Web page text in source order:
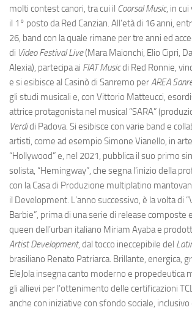
molti contest canori, tra cui il Coorsal Music, in
il 1° posto da Red Canzian. All’età di 16 anni,
26, band con la quale rimane per tre anni ed
di Video Festival Live(Mara Maionchi, Elio Cipri,
Alexia), partecipa ai FIAT Musicdi Red Ronnie,
e si esibisce al Casinò di Sanremo perAREA
gli studi musicali e, con Vittorio Matteucci,
attrice protagonista nel musical “SARA”
Verdidi Padova. Si esibisce con varie band e
artisti, come ad esempio Simone Vianello, in
“Hollywood” e, nel 2021, pubblica il suo primo
solista, “Hemingway”, che segna l’inizio della
con la Casa di Produzione multiplatino
il Development. L’anno successivo, è la volta di
Barbie”, prima di una serie di release composte
queen dell’urban italiano Miriam Ayaba e
Artist Development, dal tocco ineccepibile del
brasiliano Renato Patriarca. Brillante, energica,
EleJola insegna canto moderno e propedeutica
gli allievi per l’ottenimento delle certificazioni
anche con iniziative con sfondo sociale,